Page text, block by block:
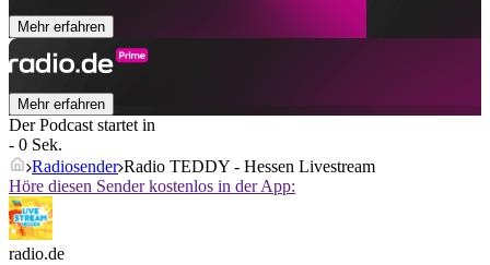
Mehr erfahren
Mehr erfahren
Der Podcast startet in
- 0 Sek.
Radiosender Radio TEDDY - Hessen Livestream
Höre diesen Sender kostenlos in der App:
radio.de